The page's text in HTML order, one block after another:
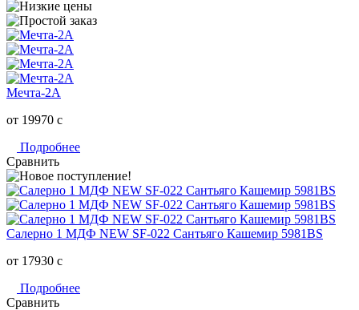
Мечта-2А
от 19970 c
Подробнее
Сравнить
Салерно 1 МДФ NEW SF-022 Сантьяго Кашемир 5981BS
от 17930 c
Подробнее
Сравнить